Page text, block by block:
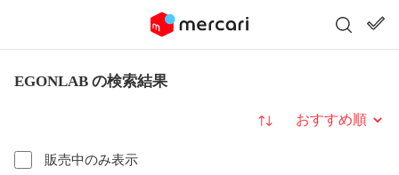
EGONLAB の検索結果
販売中のみ表示
並び替え